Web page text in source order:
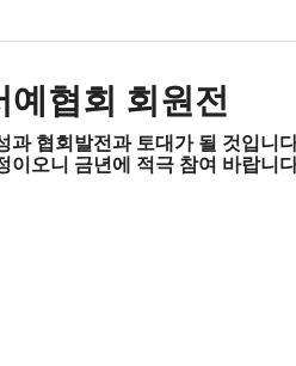
예협회 회원전
과 협회발전과 토대가 될 것입니
이오니 금년에 적극 참여 바랍니